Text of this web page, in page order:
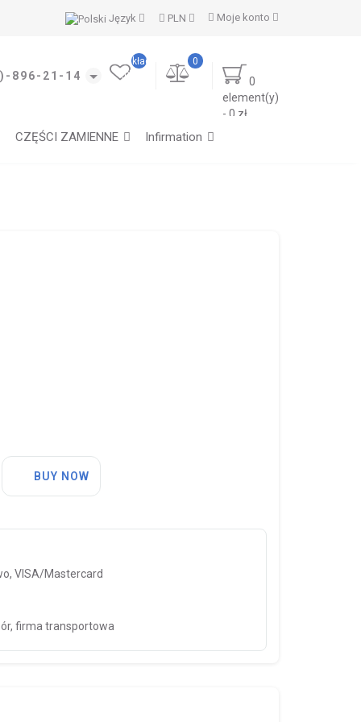
Moje konto
PLN
Język
896-21-14
0
element(y)
- 0 zł
0
zakładki
(0)
CZĘŚCI ZAMIENNE Infirmation
BUY NOW
VISA/Mastercard
firma transportowa